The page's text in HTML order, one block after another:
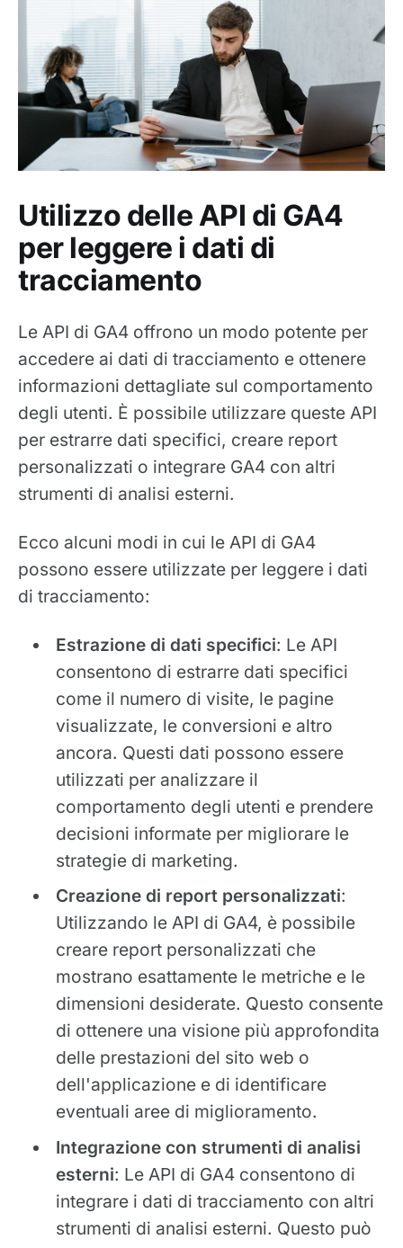
Utilizzo delle API di GA4
per leggere i dati di
tracciamento
Le API di GA4 offrono un modo potente per
accedere ai dati di tracciamento e ottenere
informazioni dettagliate sul comportamento
degli utenti. È possibile utilizzare queste API
per estrarre dati specifici, creare report
personalizzati o integrare GA4 con altri
strumenti di analisi esterni.
Ecco alcuni modi in cui le API di GA4
possono essere utilizzate per leggere i dati
di tracciamento:
Estrazione di dati specifici: Le API
consentono di estrarre dati specifici
come il numero di visite, le pagine
visualizzate, le conversioni e altro
ancora. Questi dati possono essere
utilizzati per analizzare il
comportamento degli utenti e prendere
decisioni informate per migliorare le
strategie di marketing.
Creazione di report personalizzati:
Utilizzando le API di GA4, è possibile
creare report personalizzati che
mostrano esattamente le metriche e le
dimensioni desiderate. Questo consente
di ottenere una visione più approfondita
delle prestazioni del sito web o
dell'applicazione e di identificare
eventuali aree di miglioramento.
Integrazione con strumenti di analisi
esterni: Le API di GA4 consentono di
integrare i dati di tracciamento con altri
strumenti di analisi esterni. Questo può